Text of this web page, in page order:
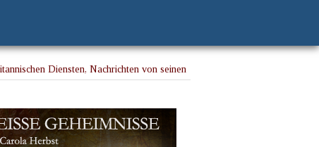
Diensten, Nachrichten von seinen